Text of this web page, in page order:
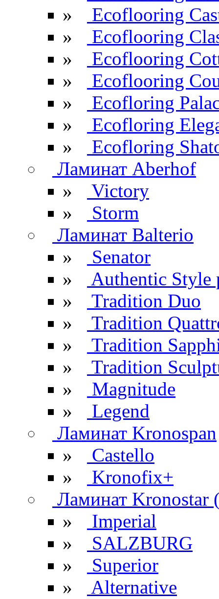
»
Ecoflooring
»
Ecoflooring
»
Ecoflooring
»
Ecoflooring
»
Ecofloring
»
Ecofloring
»
Ecofloring
Ламинат Aberhof
»
Victory
»
Storm
Ламинат Balterio
»
Senator
»
Authentic Style
»
Tradition Duo
»
Tradition
»
Tradition
»
Tradition
»
Magnitude
»
Legend
Ламинат Kronospan
»
Castello
»
Kronofix+
Ламинат Kronostar
»
Imperial
»
SALZBURG
»
Superior
»
Alternative